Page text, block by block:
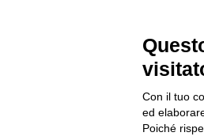
Con il tuo
ed
Poiché